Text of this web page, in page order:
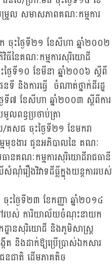
រួល សមាសភាពគណៈកម្មការ
ះថ្ងៃទី២១ ខែសីហា ឆ្នាំ២០០២
នៃគណៈកម្មការសុរិយោដី
ទី១០ ខែមីនា ឆ្នាំ២០០៦ ស្តីពី
នទី និងការធ្វើ ចំណាត់ថ្នាក់ដីរដ្ឋ
៧ ខែសីហា ឆ្នាំ២០០៣ ស្តីពីការ
ល​​​​ពន្ធប្រថាប់ត្រា
ជ ចុះថ្ងៃទី២១ ខែមករា
ម្មមុខងារ ជូនអភិបាលនៃ គណៈ
ានគណៈកម្មការសុរិយោដីរាជធានី
សំណុំរឿងវិវាទដីធ្លីក្នុងយន្តការរបស់
ងៃទី២៣ ខែកញ្ញា ឆ្នាំ២០១៤
ទៅរបស់ ការិយាល័យចំណុះនាយក
យកដ្ឋានសុរិយោដី និងភូមិសាស្រ្ត
ត និងដាក់ឱ្យប្រើប្រាស់ឯកសារ
នជាតិ ដើមភាគតិច